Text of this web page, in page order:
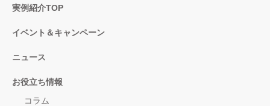
実例紹介TOP
イベント＆キャンペーン
ニュース
お役立ち情報
コラム